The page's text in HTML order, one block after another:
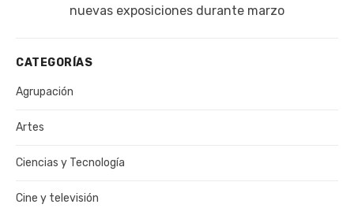
publicación:nuevas exposiciones durante marzo
CATEGORÍAS
Agrupación
Artes
Ciencias y Tecnología
Cine y televisión